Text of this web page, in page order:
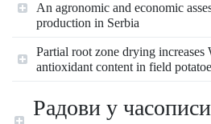
An agronomic and economic
production in Serbia
Partial root zone drying increases
antioxidant content in field
Радови у